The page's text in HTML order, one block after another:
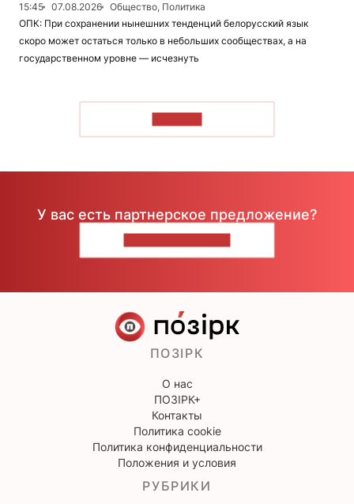
15:45
07.08.2026
Общество, Политика
ОПК: При сохранении нынешних тенденций белорусский язык
скоро может остаться только в небольших сообществах, а на
государственном уровне — исчезнуть
У вас есть партнерское предложение?
ПОЗІРК
О нас
ПОЗІРК+
Контакты
Политика cookie
Политика конфиденциальности
Положения и условия
РУБРИКИ